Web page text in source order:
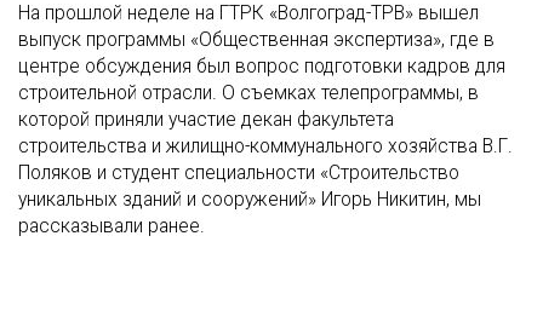
На прошлой неделе на ГТРК «Волгоград-ТРВ» вышел
выпуск программы «Общественная экспертиза», где в
центре обсуждения был вопрос подготовки кадров для
строительной отрасли. О съемках телепрограммы, в
которой приняли участие декан факультета
строительства и жилищно-коммунального хозяйства В.Г.
Поляков и студент специальности «Строительство
уникальных зданий и сооружений» Игорь Никитин, мы
рассказывали ранее.